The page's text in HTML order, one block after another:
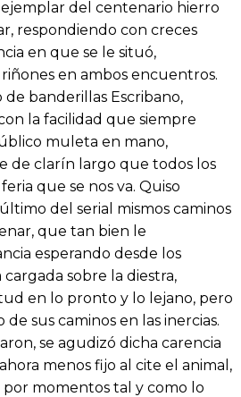
del centenario hierro
respondiendo con creces
en que se le situó,
en ambos encuentros.
banderillas Escribano,
la facilidad que siempre
muleta en mano,
de clarín largo que todos los
que se nos va. Quiso
del serial mismos caminos
que tan bien le
esperando desde los
sobre la diestra,
en lo pronto y lo lejano, pero
sus caminos en las inercias.
se agudizó dicha carencia
menos fijo al cite el animal,
momentos tal y como lo